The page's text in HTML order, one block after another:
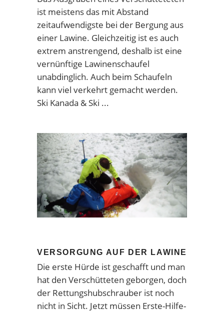
ist meistens das mit Abstand
zeitaufwendigste bei der Bergung aus
einer Lawine. Gleichzeitig ist es auch
extrem anstrengend, deshalb ist eine
vernünftige Lawinenschaufel
unabdinglich. Auch beim Schaufeln
kann viel verkehrt gemacht werden.
Ski Kanada & Ski
VERSORGUNG AUF DER LAWINE
Die erste Hürde ist geschafft und man
hat den Verschütteten geborgen, doch
der Rettungshubschrauber ist noch
nicht in Sicht. Jetzt müssen Erste-Hilfe-